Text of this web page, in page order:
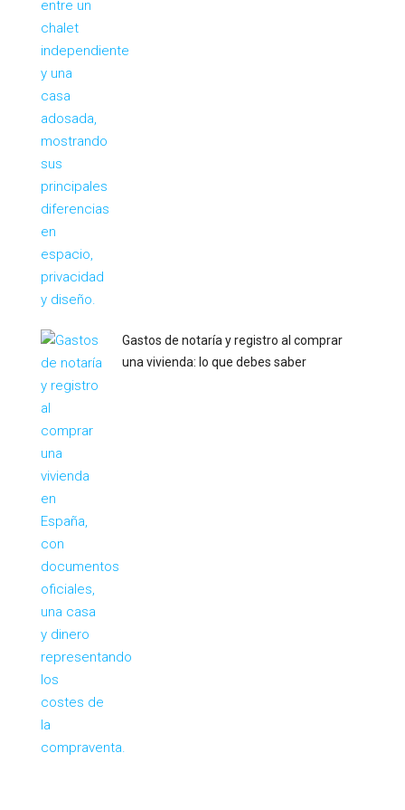
Gastos de notaría y registro al comprar
una vivienda: lo que debes saber